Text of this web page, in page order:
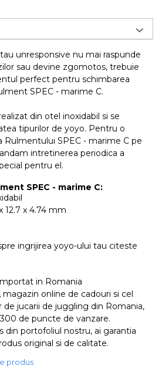
unresponsive nu mai raspunde
sau devine zgomotos, trebuie
perfect pentru schimbarea
SPEC - marime C.
din otel inoxidabil si se
tipurilor de yoyo. Pentru o
SPEC - marime C pe
intretinerea periodica a
pentru el.
SPEC - marime C:
12.7 x 4.74 mm
ingrijirea yoyo-ului tau citeste
in Romania
,magazin online de cadouri si cel
jucarii de juggling din Romania,
de puncte de vanzare.
din portofoliul nostru, ai garantia
original si de calitate.
produs